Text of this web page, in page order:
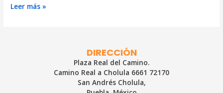
Síndrome
Leer más »
DIRECCIÓN
Plaza Real del Camino.
Camino Real a Cholula 6661 72170
San Andrés Cholula,